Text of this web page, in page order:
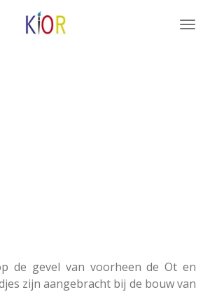
de gevel van voorheen de Ot en
zijn aangebracht bij de bouw van